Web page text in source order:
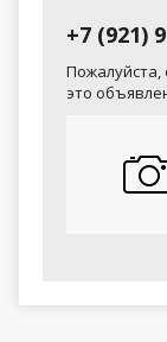
+7 (921)
Пожалуйста,
это